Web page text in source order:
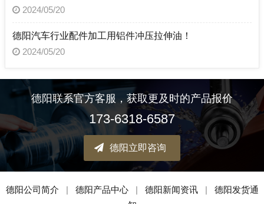
2024/05/20
德阳汽车行业配件加工用铝件冲压拉伸油！
2024/05/20
德阳联系官方客服，获取更及时的产品报价
173-6318-6587
德阳立即咨询
德阳公司简介 | 德阳产品中心 | 德阳新闻资讯 |
德阳发货通